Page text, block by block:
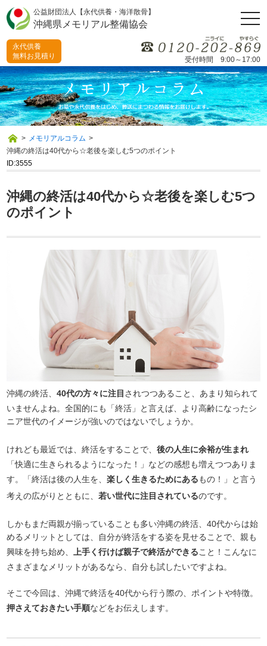
公益財団法人【永代供養・海洋散骨】
沖縄県メモリアル整備協会
受付時間 9:00～17:00
永代供養
無料お見積り
> メモリアルコラム >
沖縄の終活は40代から☆老後を楽しむ5つのポイント
ID:3555
沖縄の終活は40代から☆老後を楽しむ5つ
のポイント
沖縄の終活、40代の方々に注目 されつつあること、あまり知られて
いませんよね。全国的にも「終活」と言えば、より高齢になったシ
ニア世代のイメージが強いのではないでしょうか。
けれども最近では、終活をすることで、後の人生に余裕が生まれ
「快適に生きられるようになった！」などの感想も増えつつありま
す。「終活は後の人生を、楽しく生きるためにあるもの！」と言う
考えの広がりとともに、若い世代に注目されているのです。
しかもまだ両親が揃っていることも多い沖縄の終活、40代からは始
めるメリットとしては、自分が終活をする姿を見せることで、親も
興味を持ち始め、
上手く行けば親子で終活ができること！こんなに
さまざまなメリットがあるなら、自分も試したいですよね。
そこで今回は、沖縄で終活を40代から行う際の、ポイントや特徴。
押さえておきたい手順などをお伝えします。